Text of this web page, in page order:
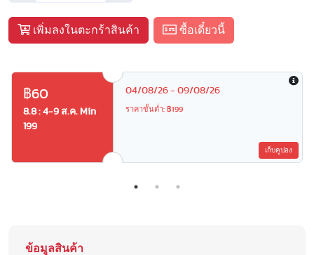
เพิ่มลงในตะกร้าสินค้า ซื้อเดี๋ยวนี้
฿60
8.8 : 4-9 ส.ค. Min
199
04/08/26 - 09/08/26
ราคาขั้นต่ำ: ฿199
เก็บคูปอง
ข้อมูลสินค้า